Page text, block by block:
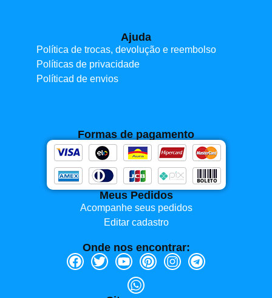
Ajuda
Política de trocas, devolução e reembolso
Políticas de privacidade
Políticad de envios
Formas de pagamento
Meus Pedidos
Acompanhe seus pedidos
Editar cadastro
Onde nos encontrar: